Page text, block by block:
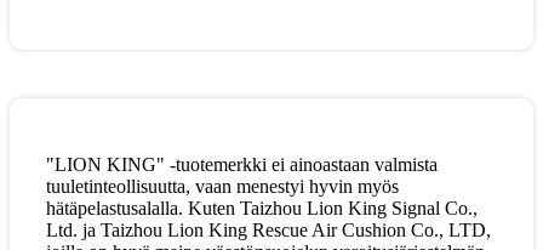
"LION KING" -tuotemerkki ei ainoastaan ​​valmista
tuuletinteollisuutta, vaan menestyi hyvin myös
hätäpelastusalalla. Kuten Taizhou Lion King Signal Co.,
Ltd. ja Taizhou Lion King Rescue Air Cushion Co., LTD,